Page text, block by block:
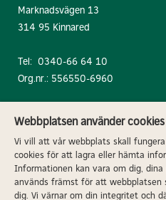
Marknadsvägen 13
314 95 Kinnared
Tel: 0340-66 64 10
Org.nr.: 556550-6960
Postadress: 432 87
leveransadress:
Webbplatsen använder cookies
Vi vill att vår webbplats skall
cookies för att lagra eller hämta
Informationen kan vara om dig,
används främst för att webbplatsen
dig. Vi värnar om din integritet och